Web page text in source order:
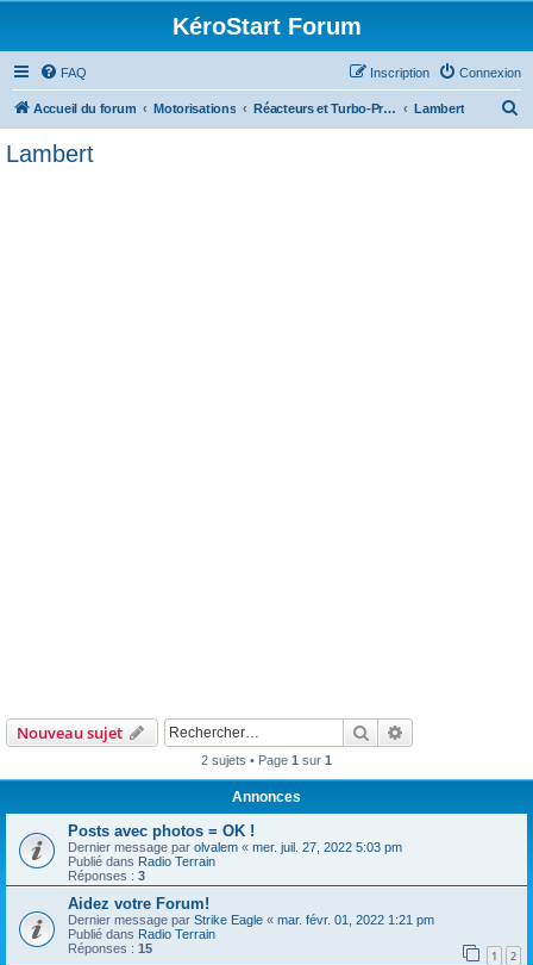
KéroStart Forum
FAQ Connexion
Inscription
Accueil du forum Motorisations Réacteurs et Turbo-Propulseurs Lambert
Lambert
Nouveau sujet Rechercher
2 sujets • Page 1 sur 1
Annonces
Posts avec photos = OK !
Dernier message par olvalem « mer. juil. 27, 2022 5:03 pm
Publié dans Radio Terrain
Réponses : 3
Aidez votre Forum!
Dernier message par Strike Eagle « mar. févr. 01, 2022 1:21 pm
Publié dans Radio Terrain
Réponses : 15 1 2